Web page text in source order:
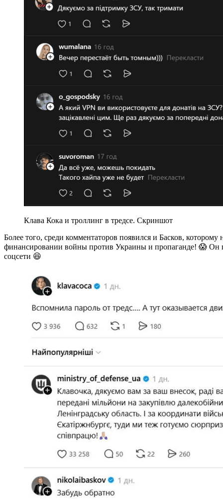
Клава Кока и троллинг в тредсе. Скриншот
Более того, среди комментаторов появился и Басков,
финансировании войны против Украины и пропаганде! 😱 Он
соцсети 😆